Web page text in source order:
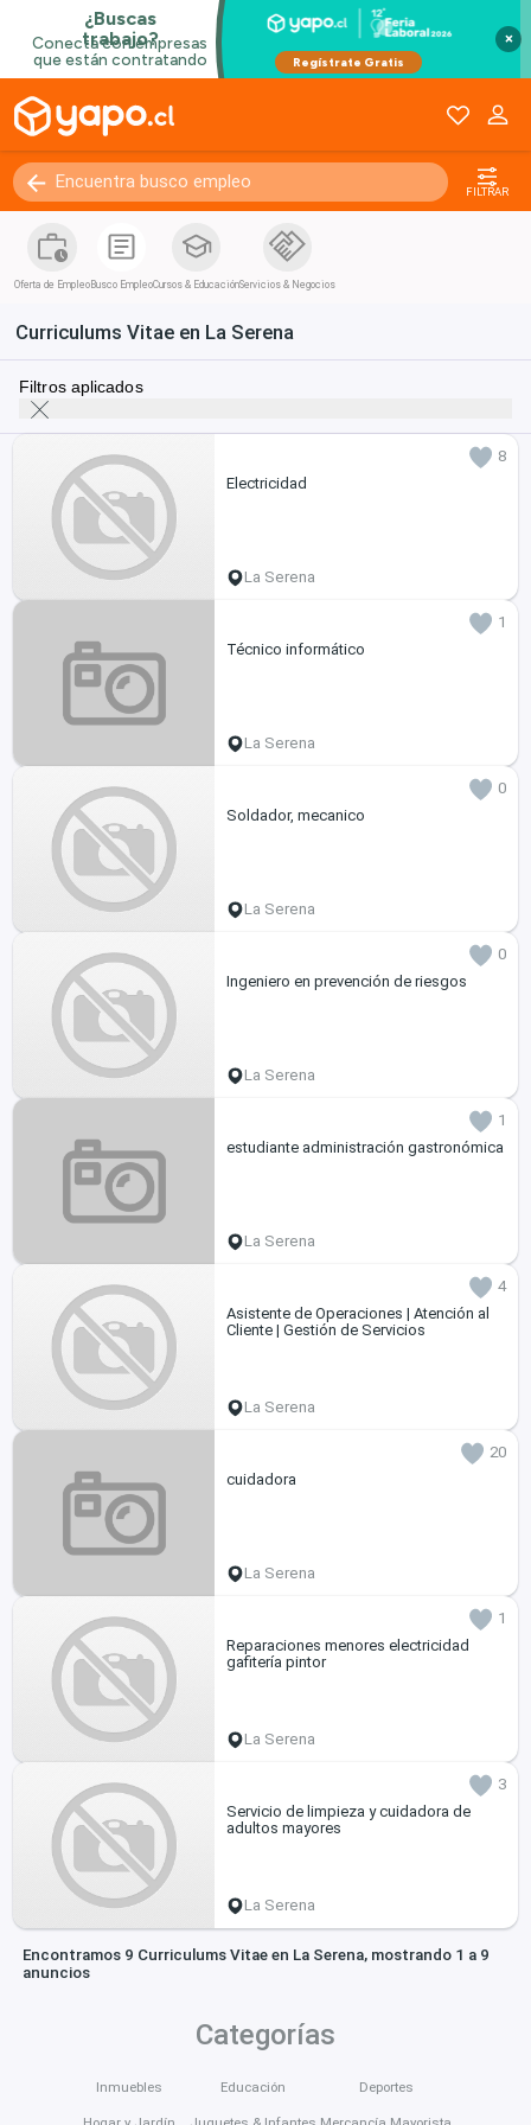
×
FILTRAR
Oferta de Empleo Busco EmpleoCursos & EducaciónServicios & Negocios
Curriculums Vitae en La Serena
Filtros aplicados
8
Electricidad
La Serena
1
Técnico informático
La Serena
0
Soldador, mecanico
La Serena
0
Ingeniero en prevención de riesgos
La Serena
1
estudiante administración gastronómica
La Serena
4
Asistente de Operaciones | Atención al
Cliente | Gestión de Servicios
La Serena
20
cuidadora
La Serena
1
Reparaciones menores electricidad
gafitería pintor
La Serena
3
Servicio de limpieza y cuidadora de
adultos mayores
La Serena
Encontramos 9 Curriculums Vitae en La Serena, mostrando 1 a 9
anuncios
Categorías
Inmuebles Educación Deportes